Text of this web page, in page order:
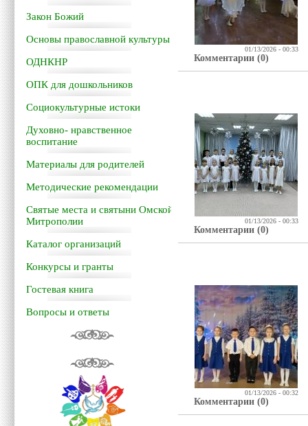
Закон Божий
Основы православной культуры
ОДНКНР
ОПК для дошкольников
Социокультурные истоки
Духовно- нравственное
воспитание
Материалы для родителей
Методические рекомендации
Святые места и святыни Омской
Митрополии
Каталог организаций
Конкурсы и гранты
Гостевая книга
Вопросы и ответы
01/13/2026 - 00:33
Комментарии (0)
01/13/2026 - 00:33
Комментарии (0)
01/13/2026 - 00:32
Комментарии (0)